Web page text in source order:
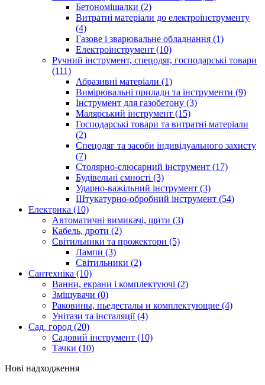
Бетономішалки (2)
Витратні матеріали до електроінструменту
(4)
Газове і зварювальне обладнання (1)
Електроінструмент (10)
Ручний інструмент, спецодяг, господарські товари
(111)
Абразивні матеріали (1)
Вимірювальні прилади та інструменти (9)
Інструмент для газобетону (3)
Малярський інструмент (15)
Господарські товари та витратні матеріали
(2)
Спецодяг та засоби індивідуального захисту
(7)
Столярно-слюсарний інструмент (17)
Будівельні ємності (3)
Ударно-важільний інструмент (3)
Штукатурно-обробний інструмент (54)
Електрика (10)
Автоматичні вимикачі, щити (3)
Кабель, дроти (2)
Світильники та прожектори (5)
Лампи (3)
Світильники (2)
Сантехніка (10)
Ванни, екрани і комплектуючі (2)
Змішувачи (0)
Раковины, пьедесталы и комплектующие (4)
Унітази та інсталяції (4)
Сад, город (20)
Садовий інструмент (10)
Тачки (10)
Нові надходження